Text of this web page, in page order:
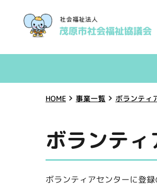
HOME 事業一覧 ボランティ
ボランテ
ボランティアセンターに登